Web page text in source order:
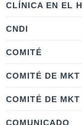
CLÍNICA EN EL
CNDI
COMITÉ
COMITÉ DE MKT
COMITÉ DE MKT
COMUNICADO